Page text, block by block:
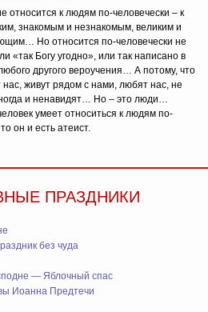
относится к людям по-человечески – к
знакомым и незнакомым, великим и
Но относится по-человечески не
«так Богу угодно», или так написано в
другого вероучения… А потому, что
живут рядом с нами, любят нас, не
и ненавидят… Но – это люди…
умеет относиться к людям по-
он и есть атеист.
ПРАЗДНИКИ
без чуда
— Яблочный спас
Иоанна Предтечи